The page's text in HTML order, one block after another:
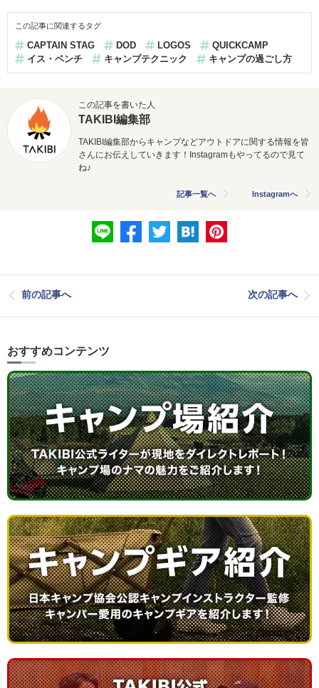
この記事に関連するタグ
CAPTAIN STAG DOD LOGOS
QUICKCAMP
イス・ベンチ
キャンプテクニック キャンプの過ごし方
この記事を書いた人
TAKIBI編集部
TAKIBI編集部からキャンプなどアウトドアに関する情報を皆
さんにお伝えしていきます！Instagramもやってるので見て
ね♪
記事一覧へ Instagramへ
前の記事へ 次の記事へ
おすすめコンテンツ